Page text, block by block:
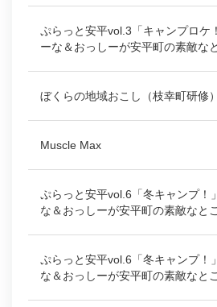
ぷらっと安平vol.3「キャンプロケ
ーな＆おっしーが安平町の素敵な
ぼくらの地域おこし（枝幸町研修）
Muscle Max
ぷらっと安平vol.6「冬キャンプ！
な＆おっしーが安平町の素敵なと
ぷらっと安平vol.6「冬キャンプ！
な＆おっしーが安平町の素敵なと